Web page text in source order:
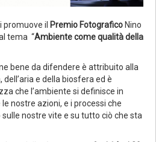
promuove il Premio Fotografico Nino
tema “Ambiente come qualità della
bene da difendere è attribuito alla
dell’aria e della biosfera ed è
che l’ambiente si definisce in
nostre azioni, e i processi che
nostre vite e su tutto ciò che sta